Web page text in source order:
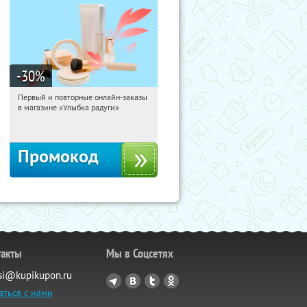
-30%
01:30:42 Получили:2
Первый и повторные онлайн-заказы
в магазине «Улыбка радуги»
Промокод
с нами
Мы в Соцсетях